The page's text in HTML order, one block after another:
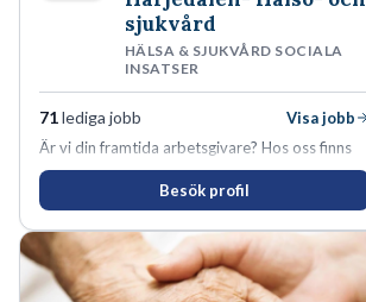
sjukvård
HÄLSA & SJUKVÅRD SOCIALA
INSATSER
71lediga jobb
Visa jobb
Är vi din framtida arbetsgivare? Hos oss finns
engagemang, vilja och hjärta. Här uppmuntras
du alltid till utveckling! Vårt forskningsklimat är
oförskämt bra. Erfarna och engagerande
medarbetare gör att utvecklingen hos oss går i
snabb takt. Här hittar du en av landets mest
spännande arbetsplatser!
Besök profil